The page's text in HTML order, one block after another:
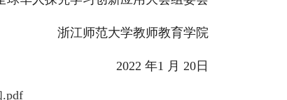
浙江师范大学教师教育学院
2022 年1 月 20日